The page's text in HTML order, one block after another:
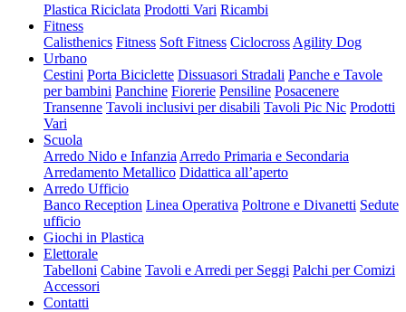
Plastica Riciclata Prodotti Vari Ricambi
Fitness
Calisthenics Fitness Soft Fitness Ciclocross Agility Dog
Urbano
Cestini Porta Biciclette Dissuasori Stradali Panche e Tavole
per bambini Panchine Fiorerie Pensiline Posacenere
Transenne Tavoli inclusivi per disabili Tavoli Pic Nic Prodotti
Vari
Scuola
Arredo Nido e Infanzia Arredo Primaria e Secondaria
Arredamento Metallico Didattica all’aperto
Arredo Ufficio
Banco Reception Linea Operativa Poltrone e Divanetti Sedute
ufficio
Giochi in Plastica
Elettorale
Tabelloni Cabine Tavoli e Arredi per Seggi Palchi per Comizi
Accessori
Contatti